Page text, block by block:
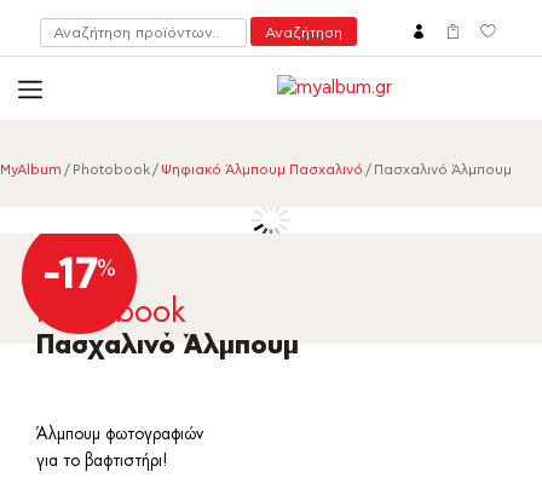
Αναζήτηση
για:
Αναζήτηση
open
MyAlbum / Photobook / Ψηφιακό Άλμπουμ Πασχαλινό / Πασχαλινό Άλμπουμ
-17%
Photobook
Πασχαλινό Άλμπουμ
Άλμπουμ φωτογραφιών
για το βαφτιστήρι!